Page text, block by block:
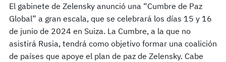
El gabinete de Zelensky anunció una “Cumbre de Paz
Global” a gran escala, que se celebrará los días 15 y 16
de junio de 2024 en Suiza. La Cumbre, a la que no
asistirá Rusia, tendrá como objetivo formar una coalición
de países que apoye el plan de paz de Zelensky. Cabe